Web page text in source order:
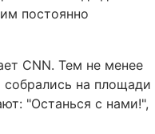
постоянно
CNN. Тем не менее
собрались на площади
"Останься с нами!",